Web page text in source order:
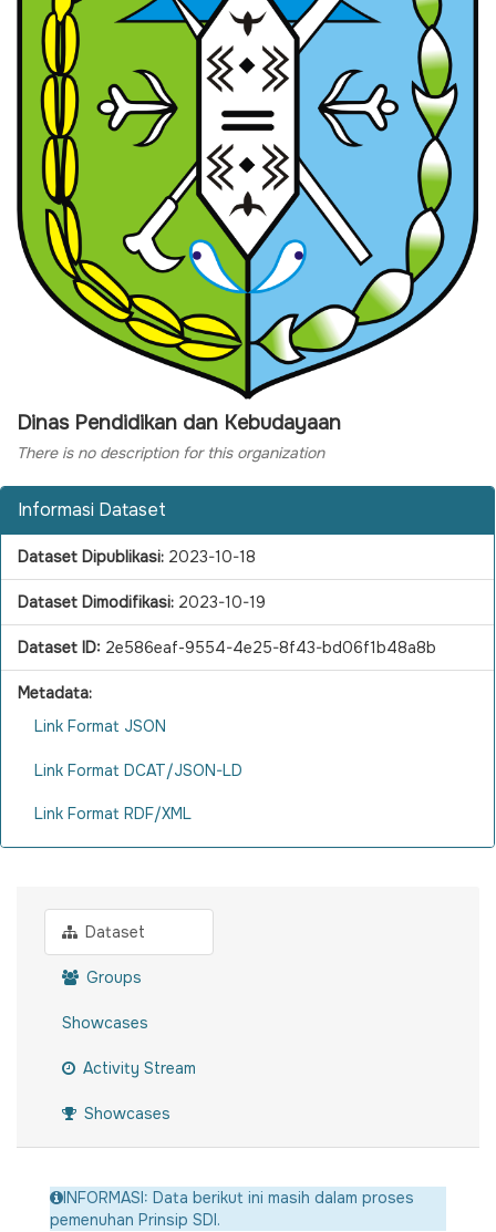
Dinas Pendidikan dan Kebudayaan
There is no description for this organization
Informasi Dataset
Dataset Dipublikasi: 2023-10-18
Dataset Dimodifikasi: 2023-10-19
Dataset ID: 2e586eaf-9554-4e25-8f43-bd06f1b48a8b
Metadata:
Link Format JSON
Link Format DCAT/JSON-LD
Link Format RDF/XML
Dataset
Groups
Showcases
Activity Stream
Showcases
INFORMASI: Data berikut ini masih dalam proses
pemenuhan Prinsip SDI.